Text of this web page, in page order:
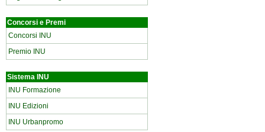
Concorsi e Premi
Concorsi INU
Premio INU
Sistema INU
INU Formazione
INU Edizioni
INU Urbanpromo